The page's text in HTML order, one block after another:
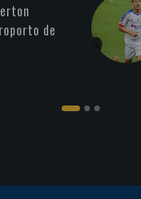
de